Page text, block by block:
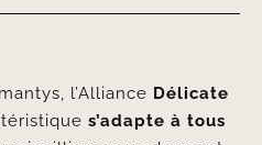
l’Alliance Délicate
s’adapte à tous